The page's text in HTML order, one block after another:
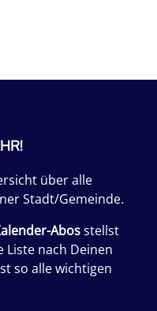
über alle
Stadt/Gemeinde.
Abosstellst
Liste nach Deinen
so alle wichtigen